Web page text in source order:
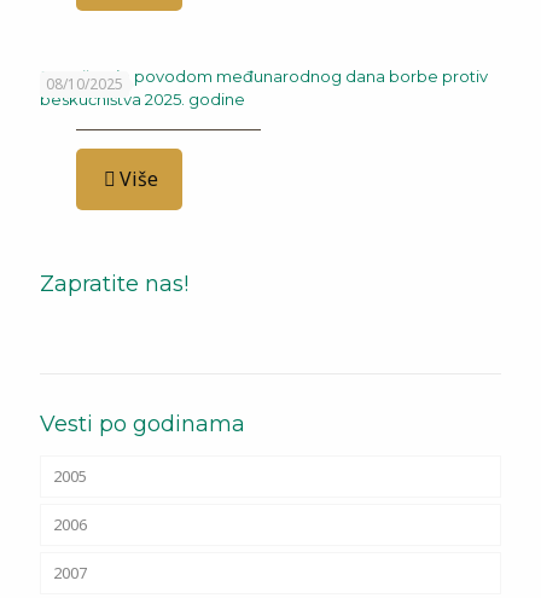
08/10/2025
Saopštenje povodom međunarodnog dana borbe protiv
beskućništva 2025. godine
Više
Zapratite nas!
Vesti po godinama
2005
2006
2007